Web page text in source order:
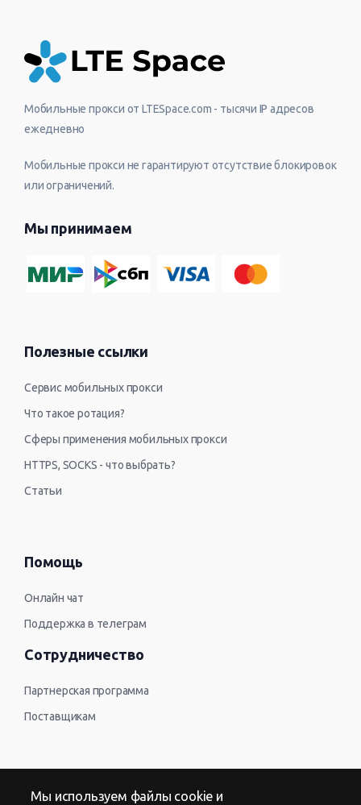
Мобильные прокси от LTESpace.com - тысячи IP адресов
ежедневно
Мобильные прокси не гарантируют отсутствие блокировок
или ограничений.
Мы принимаем
Полезные ссылки
Сервис мобильных прокси
Что такое ротация?
Сферы применения мобильных прокси
HTTPS, SOCKS - что выбрать?
Статьи
Помощь
Онлайн чат
Поддержка в телеграм
Сотрудничество
Партнерская программа
Поставщикам
Контакты
Мы используем файлы cookie и